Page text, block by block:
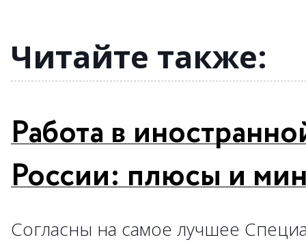
→
→
→
Читайте также:
Работа в
России: плюсы и
Согласны на самое лучшее